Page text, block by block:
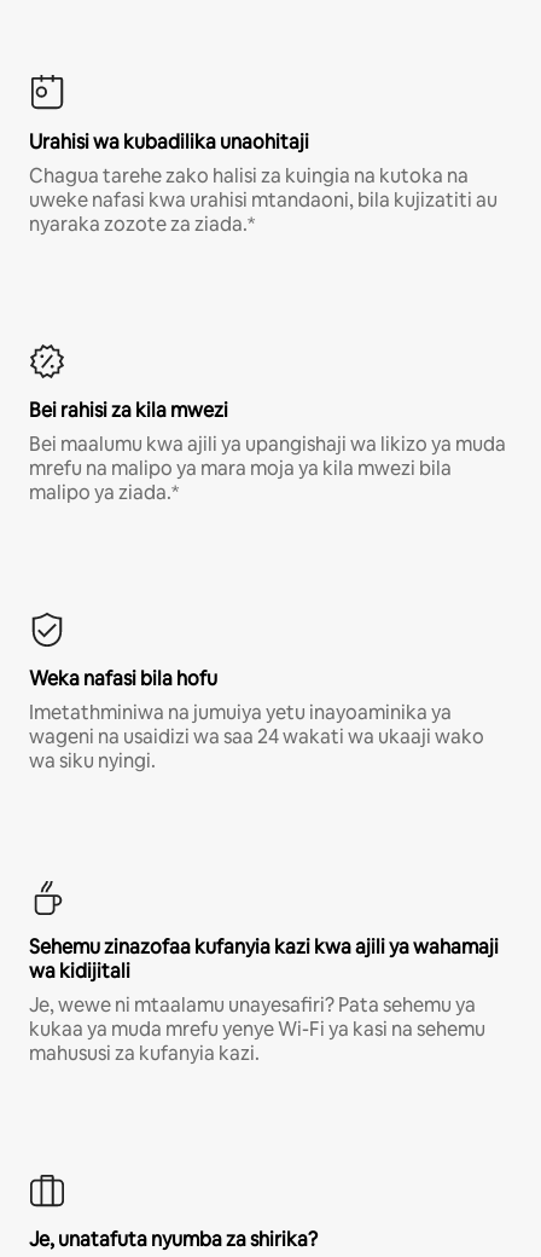
Urahisi wa kubadilika unaohitaji
Chagua tarehe zako halisi za kuingia na kutoka na
uweke nafasi kwa urahisi mtandaoni, bila kujizatiti au
nyaraka zozote za ziada.*
Bei rahisi za kila mwezi
Bei maalumu kwa ajili ya upangishaji wa likizo ya muda
mrefu na malipo ya mara moja ya kila mwezi bila
malipo ya ziada.*
Weka nafasi bila hofu
Imetathminiwa na jumuiya yetu inayoaminika ya
wageni na usaidizi wa saa 24 wakati wa ukaaji wako
wa siku nyingi.
Sehemu zinazofaa kufanyia kazi kwa ajili ya wahamaji
wa kidijitali
Je, wewe ni mtaalamu unayesafiri? Pata sehemu ya
kukaa ya muda mrefu yenye Wi-Fi ya kasi na sehemu
mahususi za kufanyia kazi.
Je, unatafuta nyumba za shirika?